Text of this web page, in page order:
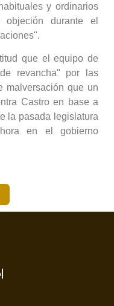
y ordinarios
durante el
que el equipo de
revancha" por las
malversación que un
Castro en base a
la pasada legislatura
en el gobierno